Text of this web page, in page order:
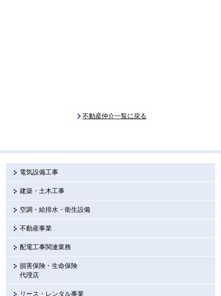
不動産仲介一覧に戻る
電気設備工事
建築・土木工事
空調・給排水・衛生設備
不動産事業
配電工事関連業務
損害保険・生命保険
代理店
リース・レンタル事業